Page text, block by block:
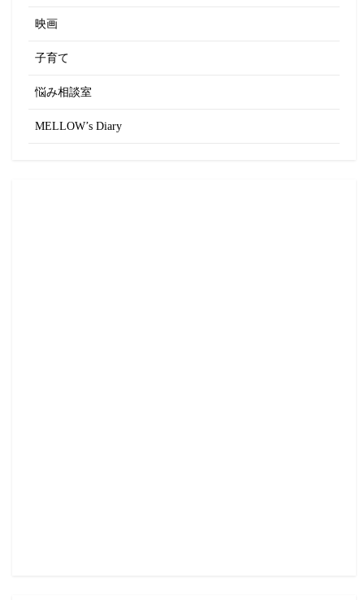
映画
子育て
悩み相談室
MELLOW’s Diary